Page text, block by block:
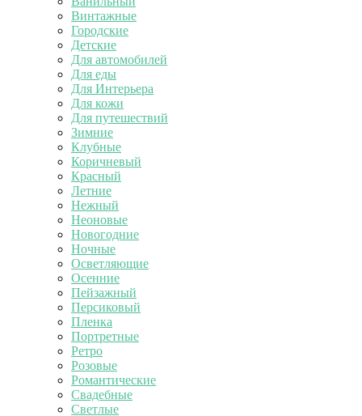
Винтажные
Городские
Детские
Для автомобилей
Для еды
Для Интерьера
Для кожи
Для путешествий
Зимние
Клубные
Коричневый
Красный
Летние
Нежный
Неоновые
Новогодние
Ночные
Осветляющие
Осенние
Пейзажный
Персиковый
Пленка
Портретные
Ретро
Розовые
Романтические
Свадебные
Светлые